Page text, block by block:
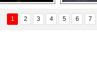
ÖZYANIK
Değişti?
Delta uçağına
yıldırım çarptı
Ford
1 2 3 4 5 6 7